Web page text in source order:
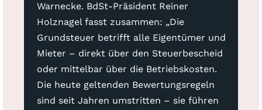
Warnecke. BdSt-Präsident Reiner
Holznagel fasst zusammen: „Die
Grundsteuer betrifft alle Eigentümer und
Mieter – direkt über den Steuerbescheid
oder mittelbar über die Betriebskosten.
Die heute geltenden Bewertungsregeln
sind seit Jahren umstritten – sie führen